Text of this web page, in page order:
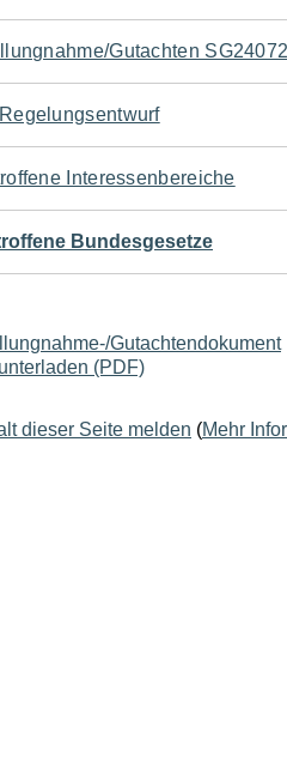
Gutachten
Interessenbereiche
Bundesgesetze
Gutachtendokument
(PDF)
dieser Seite melden (Mehr